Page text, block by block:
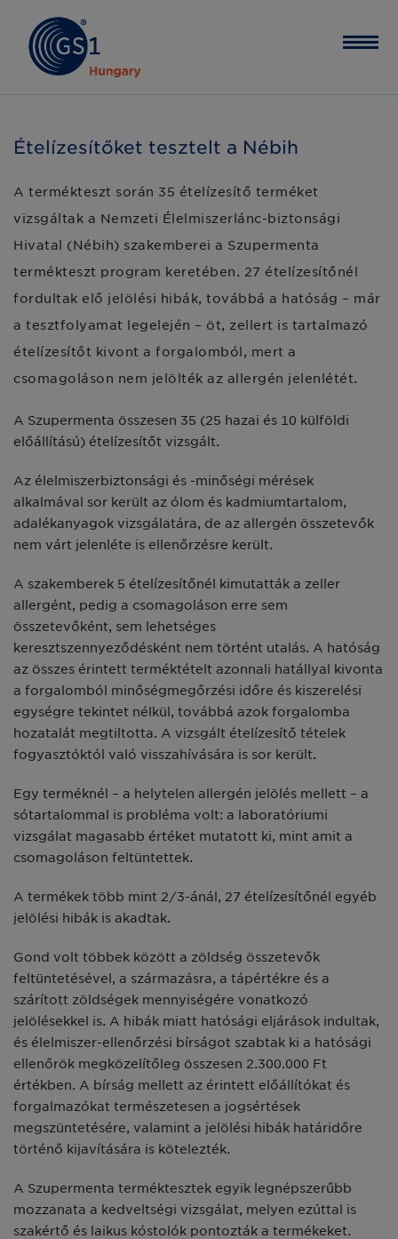
Ételízesítőket tesztelt a Nébih
A termékteszt során 35 ételízesítő terméket
vizsgáltak a Nemzeti Élelmiszerlánc-biztonsági
Hivatal (Nébih) szakemberei a Szupermenta
termékteszt program keretében. 27 ételízesítőnél
fordultak elő jelölési hibák, továbbá a hatóság – már
a tesztfolyamat legelején – öt, zellert is tartalmazó
ételízesítőt kivont a forgalomból, mert a
csomagoláson nem jelölték az allergén jelenlétét.
A Szupermenta összesen 35 (25 hazai és 10 külföldi
előállítású) ételízesítőt vizsgált.
Az élelmiszerbiztonsági és -minőségi mérések
alkalmával sor került az ólom és kadmiumtartalom,
adalékanyagok vizsgálatára, de az allergén összetevők
nem várt jelenléte is ellenőrzésre került.
A szakemberek 5 ételízesítőnél kimutatták a zeller
allergént, pedig a csomagoláson erre sem
összetevőként, sem lehetséges
keresztszennyeződésként nem történt utalás. A hatóság
az összes érintett terméktételt azonnali hatállyal kivonta
a forgalomból minőségmegőrzési időre és kiszerelési
egységre tekintet nélkül, továbbá azok forgalomba
hozatalát megtiltotta. A vizsgált ételízesítő tételek
fogyasztóktól való visszahívására is sor került.
Egy terméknél – a helytelen allergén jelölés mellett – a
sótartalommal is probléma volt: a laboratóriumi
vizsgálat magasabb értéket mutatott ki, mint amit a
csomagoláson feltüntettek.
A termékek több mint 2/3-ánál, 27 ételízesítőnél egyéb
jelölési hibák is akadtak.
Gond volt többek között a zöldség összetevők
feltüntetésével, a származásra, a tápértékre és a
szárított zöldségek mennyiségére vonatkozó
jelölésekkel is. A hibák miatt hatósági eljárások indultak,
és élelmiszer-ellenőrzési bírságot szabtak ki a hatósági
ellenőrök megközelítőleg összesen 2.300.000 Ft
értékben. A bírság mellett az érintett előállítókat és
forgalmazókat természetesen a jogsértések
megszüntetésére, valamint a jelölési hibák határidőre
történő kijavítására is kötelezték.
A Szupermenta terméktesztek egyik legnépszerűbb
mozzanata a kedveltségi vizsgálat, melyen ezúttal is
szakértő és laikus kóstolók pontozták a termékeket.